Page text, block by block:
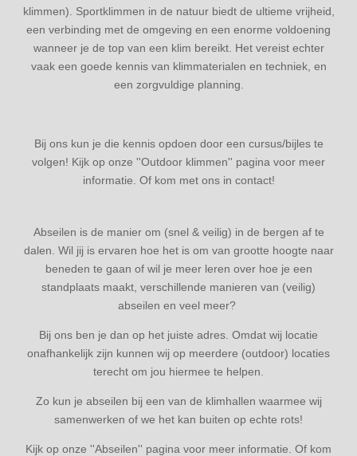
klimmen). Sportklimmen in de natuur biedt de ultieme vrijheid,
een verbinding met de omgeving en een enorme voldoening
wanneer je de top van een klim bereikt. Het vereist echter
vaak een goede kennis van klimmaterialen en techniek, en
een zorgvuldige planning.
Bij ons kun je die kennis opdoen door een cursus/bijles te
volgen! Kijk op onze ''Outdoor klimmen'' pagina voor meer
informatie. Of kom met ons in contact!
Abseilen is de manier om (snel & veilig) in de bergen af te
dalen. Wil jij is ervaren hoe het is om van grootte hoogte naar
beneden te gaan of wil je meer leren over hoe je een
standplaats maakt, verschillende manieren van (veilig)
abseilen en veel meer?
Bij ons ben je dan op het juiste adres. Omdat wij locatie
onafhankelijk zijn kunnen wij op meerdere (outdoor) locaties
terecht om jou hiermee te helpen.
Zo kun je abseilen bij een van de klimhallen waarmee wij
samenwerken of we het kan buiten op echte rots!
Kijk op onze ''Abseilen'' pagina voor meer informatie. Of kom